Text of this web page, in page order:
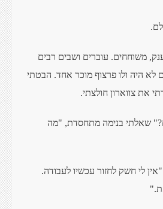
משוחחים. עוברים ושבים רבים
לא היה ולו פרצוף מוכר אחד. הבטתי
את צווארון חולצתי.
שאלתי בנימה מתחסדת, "מה
לי חשק לחזור עכשיו לעבודה.